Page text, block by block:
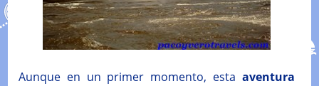
Aunque en un primer momento, esta aventura